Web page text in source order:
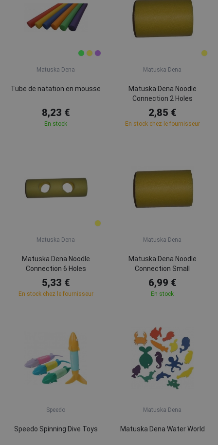
Matuska Dena
Tube de natation en mousse
8,23 €
En stock
Matuska Dena
Matuska Dena Noodle
Connection 2 Holes
2,85 €
En stock chez le fournisseur
Matuska Dena
Matuska Dena Noodle
Connection 6 Holes
5,33 €
En stock chez le fournisseur
Matuska Dena
Matuska Dena Noodle
Connection Small
6,99 €
En stock
Speedo
Speedo Spinning Dive Toys
Matuska Dena
Matuska Dena Water World